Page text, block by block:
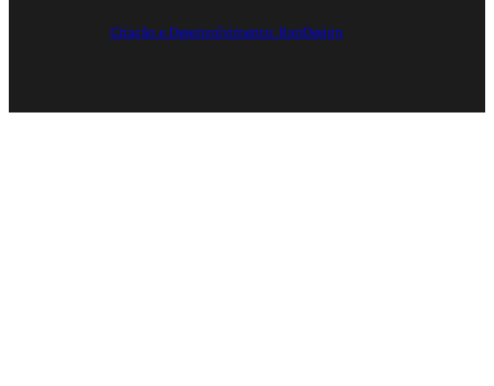
Criação e Desenvolvimento: RapDesign